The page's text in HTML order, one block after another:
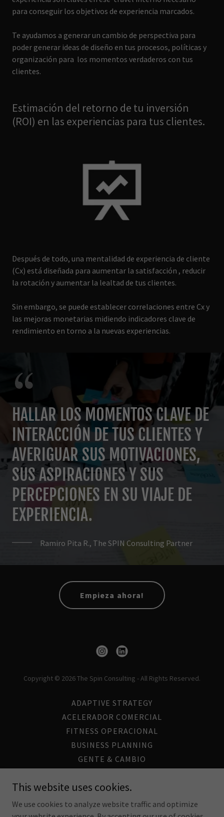
para conseguir los objetivos de experiencia marcados.
Te ayudamos a generar un cambio de perspectiva para
poder generar ideas de diseño en tus procesos, políticas y
organización para los momentos verdaderos con tus
clientes.
Estimación del retorno de tu inversión
(ROI) en las experiencias para tus clientes.
Después de todo, una mentalidad de experiencia de cliente
(Cx) está diseñada para aumentar la satisfacción , reducir
la rotación y aumentar la lealtad de tus clientes.
Sin embargo, se puede establecer correlaciones entre Cx y
las mejoras monetarias midiendo indicadores clave de
rendimiento en torno a la nuevas experiencias.
HALLAR LOS MOMENTOS CLAVE DE
INTERACCIÓN DE TUS CLIENTES Y
AVERIGUAR SUS MOTIVACIONES,
SUS ASPIRACIONES Y SUS
PERCEPCIONES EN SU VIAJE DE
EXPERIENCIA.
Ramiro Pita R., The SPIN Consulting Partner
Empieza ahora!
Copyright © 2026 The Spin Consulting - All Rights Reserved.
ADAPTIVE STRATEGY
ACELERADOR COMERCIAL
FITNESS OPERACIONAL
BUSINESS PLANNING
GENTE & CAMBIO
EXECUTIVE SEARCH
FINAZAS CORPORATIVAS
This website uses cookies.
We use cookies to analyze website traffic and optimize